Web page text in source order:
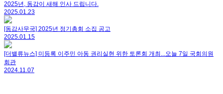
2025년, 동감이 새해 인사 드립니다.
2025.01.23
[동감사무국] 2025년 정기총회 소집 공고
2025.01.15
[더밸류뉴스] 미등록 이주민 아동 권리실현 위한 토론회 개최...오늘 7일 국회의원
회관
2024.11.07